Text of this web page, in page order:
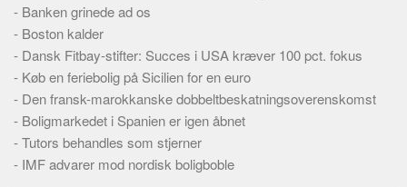
- Banken grinede ad os
- Boston kalder
- Dansk Fitbay-stifter: Succes i USA kræver 100 pct. fokus
- Køb en feriebolig på Sicilien for en euro
- Den fransk-marokkanske dobbeltbeskatningsoverenskomst
- Boligmarkedet i Spanien er igen åbnet
-Tutors behandles som stjerner
- IMF advarer mod nordisk boligboble